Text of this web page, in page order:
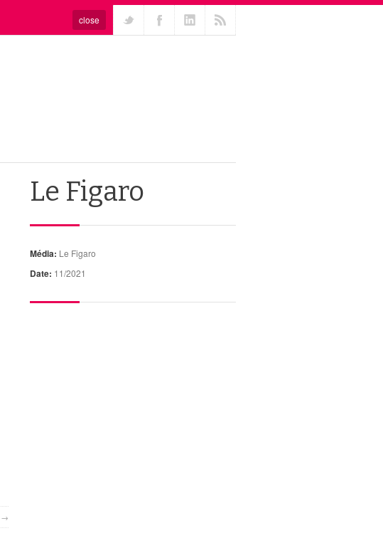
close
→
Le Figaro
Média: Le Figaro
Date: 11/2021